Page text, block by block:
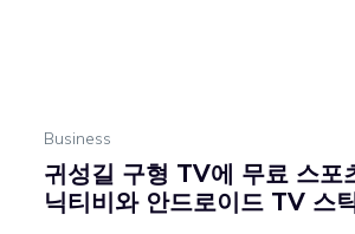
Business
귀성길 구형 TV에 무료 스포
닉티비와 안드로이드 TV 스